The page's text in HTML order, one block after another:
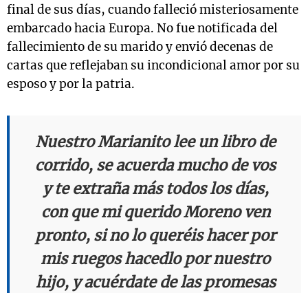
final de sus días, cuando falleció misteriosamente
embarcado hacia Europa. No fue notificada del
fallecimiento de su marido y envió decenas de
cartas que reflejaban su incondicional amor por su
esposo y por la patria.
Nuestro Marianito lee un libro de
corrido, se acuerda mucho de vos
y te extraña más todos los días,
con que mi querido Moreno ven
pronto, si no lo queréis hacer por
mis ruegos hacedlo por nuestro
hijo, y acuérdate de las promesas